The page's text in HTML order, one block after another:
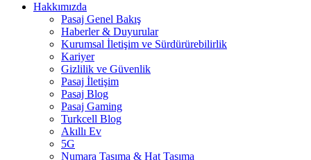
Hakkımızda
Pasaj Genel Bakış
Haberler & Duyurular
Kurumsal İletişim ve Sürdürürebilirlik
Kariyer
Gizlilik ve Güvenlik
Pasaj İletişim
Pasaj Blog
Pasaj Gaming
Turkcell Blog
Akıllı Ev
5G
Numara Taşıma & Hat Taşıma